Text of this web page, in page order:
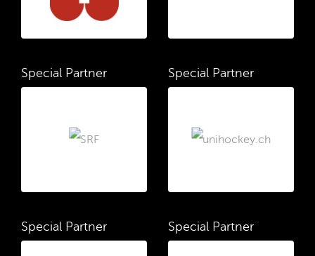
Special Partner Special Partner
Special Partner Special Partner